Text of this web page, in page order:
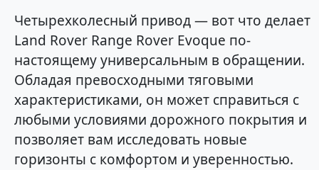
Четырехколесный привод — вот что делает
Land Rover Range Rover Evoque по-
настоящему универсальным в обращении.
Обладая превосходными тяговыми
характеристиками, он может справиться с
любыми условиями дорожного покрытия и
позволяет вам исследовать новые
горизонты с комфортом и уверенностью.